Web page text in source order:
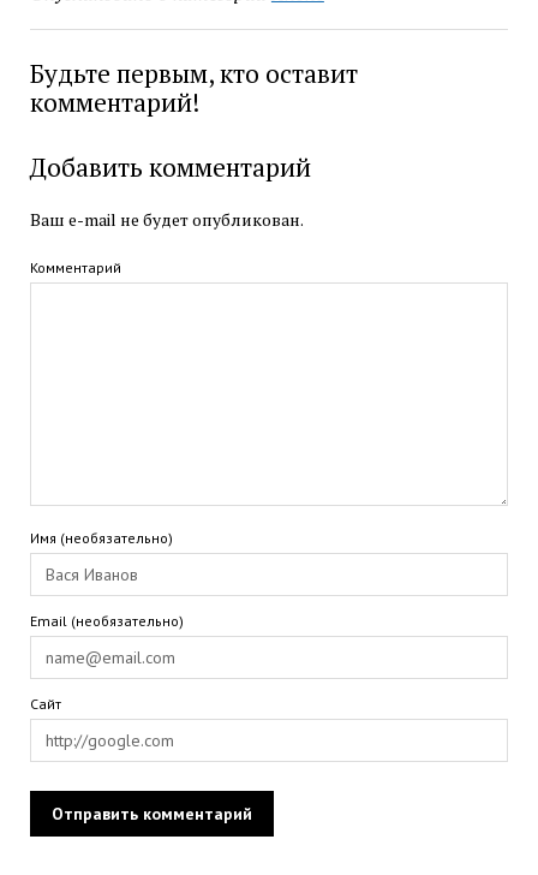
Будьте первым, кто оставит
комментарий!
Добавить комментарий
Ваш e-mail не будет опубликован.
Комментарий
Имя (необязательно)
Email (необязательно)
Сайт